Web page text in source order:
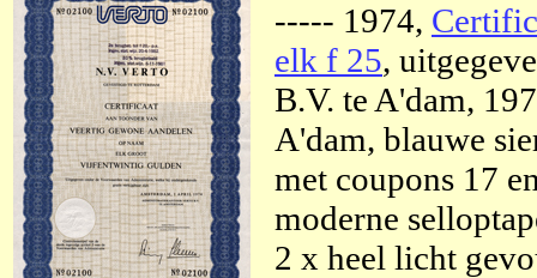
----- 1974,
elk f 25,
B.V. te A'dam,
A'dam, blauwe
met coupons 17
moderne
2 x heel licht